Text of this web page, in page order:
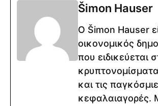
Šimon Hauser
Ο Šimon Hauser
οικονομικός
που ειδικεύεται
και τις
κεφαλαιαγορές.